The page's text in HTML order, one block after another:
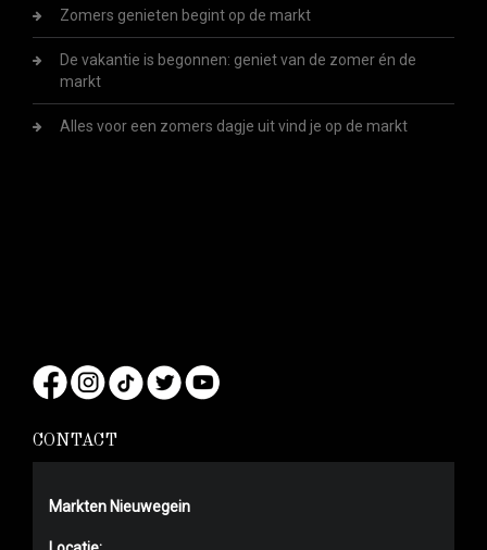
Zomers genieten begint op de markt
De vakantie is begonnen: geniet van de zomer én de
markt
Alles voor een zomers dagje uit vind je op de markt
CONTACT
Markten Nieuwegein